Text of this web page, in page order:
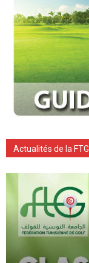
Actualités de la FTG